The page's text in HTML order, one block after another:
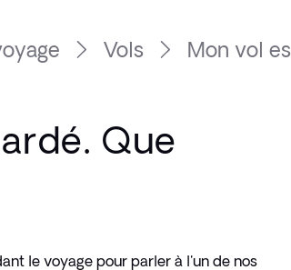
Vols Mon vol
Que
le voyage pour parler à l'un de nos